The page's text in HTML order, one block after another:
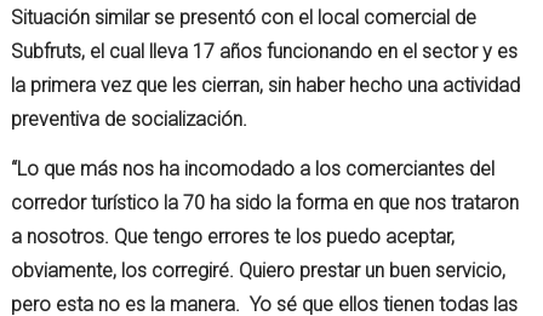
Situación similar se presentó con el local comercial de
Subfruts, el cual lleva 17 años funcionando en el sector y es
la primera vez que les cierran, sin haber hecho una actividad
preventiva de socialización.
“Lo que más nos ha incomodado a los comerciantes del
corredor turístico la 70 ha sido la forma en que nos trataron
a nosotros. Que tengo errores te los puedo aceptar,
obviamente, los corregiré. Quiero prestar un buen servicio,
pero esta no es la manera. Yo sé que ellos tienen todas las